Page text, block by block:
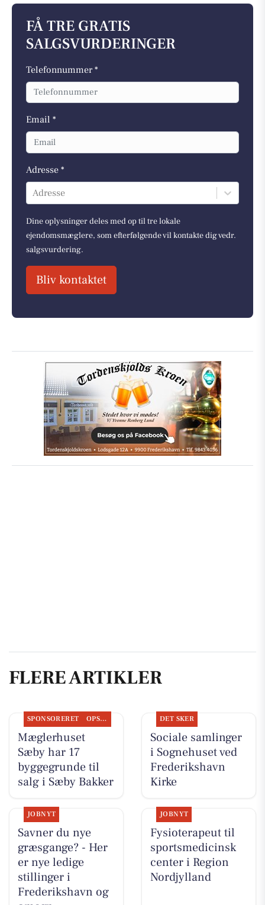
FÅ TRE GRATIS
SALGSVURDERINGER
Telefonnummer *
Email *
Adresse *
Adresse
Dine oplysninger deles med op til tre lokale
ejendomsmæglere, som efterfølgende vil kontakte dig vedr.
salgsvurdering.
Bliv kontaktet
FLERE ARTIKLER
SPONSORERET OPSLAGSTAVLEN
Mæglerhuset
Sæby har 17
byggegrunde til
salg i Sæby Bakker
DET SKER
Sociale samlinger
i Sognehuset ved
Frederikshavn
Kirke
JOBNYT
Savner du nye
græsgange? - Her
er nye ledige
stillinger i
Frederikshavn og
JOBNYT
Fysioterapeut til
sportsmedicinsk
center i Region
Nordjylland